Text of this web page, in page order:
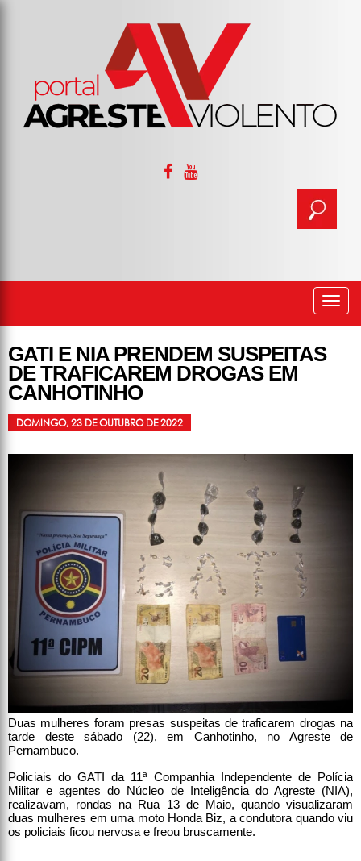
GATI E NIA PRENDEM SUSPEITAS
DE TRAFICAREM DROGAS EM
CANHOTINHO
DOMINGO, 23 DE OUTUBRO DE 2022
Duas mulheres foram presas suspeitas de traficarem drogas na
tarde deste sábado (22), em Canhotinho, no Agreste de
Pernambuco.
Policiais do GATI da 11ª Companhia Independente de Polícia
Militar e agentes do Núcleo de Inteligência do Agreste (NIA),
realizavam, rondas na Rua 13 de Maio, quando visualizaram
duas mulheres em uma moto Honda Biz, a condutora quando viu
os policiais ficou nervosa e freou bruscamente.